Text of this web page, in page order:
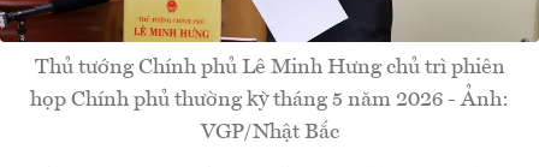
Thủ tướng Chính phủ Lê Minh Hưng chủ trì phiên
họp Chính phủ thường kỳ tháng 5 năm 2026 - Ảnh:
VGP/Nhật Bắc